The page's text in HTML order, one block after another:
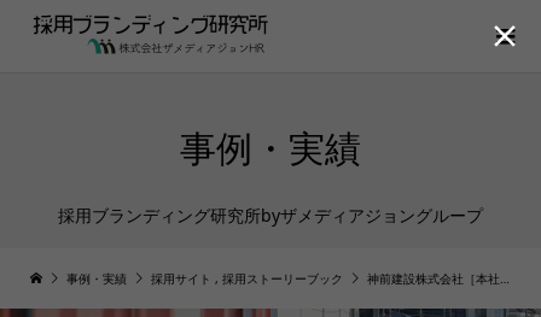
事例・実績
採用ブランディング研究所byザメディアジョングループ
事例・実績 採用サイト , 採用ストーリーブック 神前建設株式会社［本社：大阪府］
